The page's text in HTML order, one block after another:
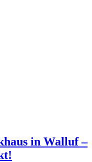
in Walluf –